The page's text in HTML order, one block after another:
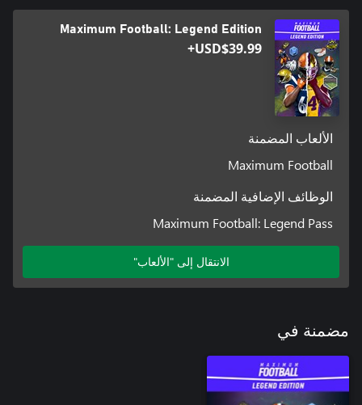
Maximum Football: Legend Edition
USD$39.99+
الألعاب المضمنة
Maximum Football
الوظائف الإضافية المضمنة
Maximum Football: Legend Pass
الانتقال إلى "الألعاب"
مضمنة في